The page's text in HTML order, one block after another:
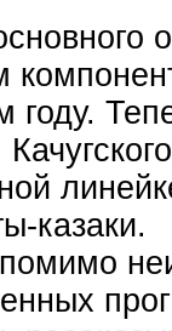
году.
казаки.